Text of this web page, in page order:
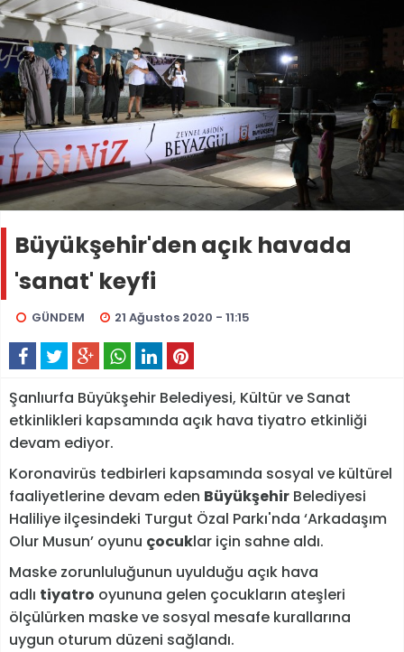
Büyükşehir'den açık havada
'sanat' keyfi
GÜNDEM 21 Ağustos 2020 - 11:15
Şanlıurfa Büyükşehir Belediyesi, Kültür ve Sanat
etkinlikleri kapsamında açık hava tiyatro etkinliği
devam ediyor.
Koronavirüs tedbirleri kapsamında sosyal ve kültürel
faaliyetlerine devam eden Büyükşehir Belediyesi
Haliliye ilçesindeki Turgut Özal Parkı'nda ‘Arkadaşım
Olur Musun’ oyunu çocuklar için sahne aldı.
Maske zorunluluğunun uyulduğu açık hava
adlı tiyatro oyununa gelen çocukların ateşleri
ölçülürken maske ve sosyal mesafe kurallarına
uygun oturum düzeni sağlandı.